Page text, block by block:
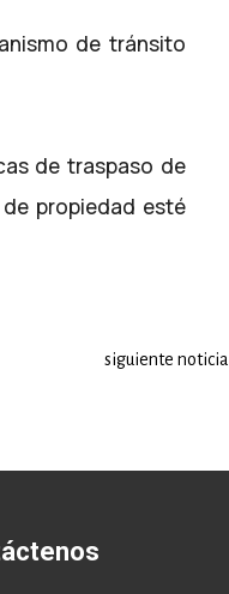
de tránsito
de traspaso de
propiedad esté
siguiente noticia